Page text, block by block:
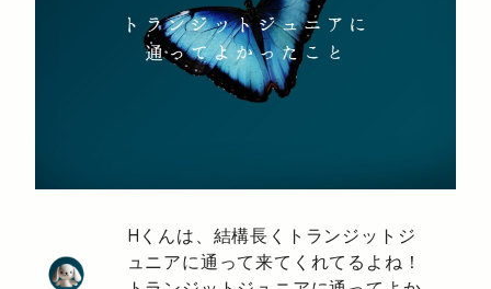
Hくんは、結構長くトランジットジ
ュニアに通って来てくれてるよね！